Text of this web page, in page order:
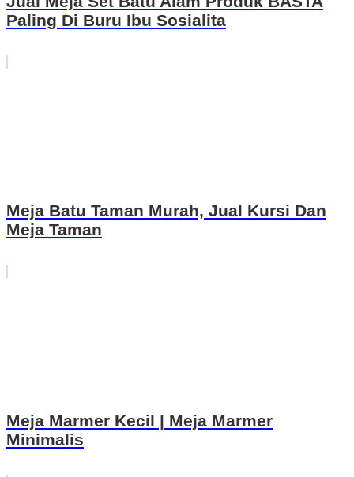
Paling Di Buru Ibu Sosialita
Meja Batu Taman Murah, Jual Kursi Dan
Meja Taman
Meja Marmer Kecil | Meja Marmer
Minimalis